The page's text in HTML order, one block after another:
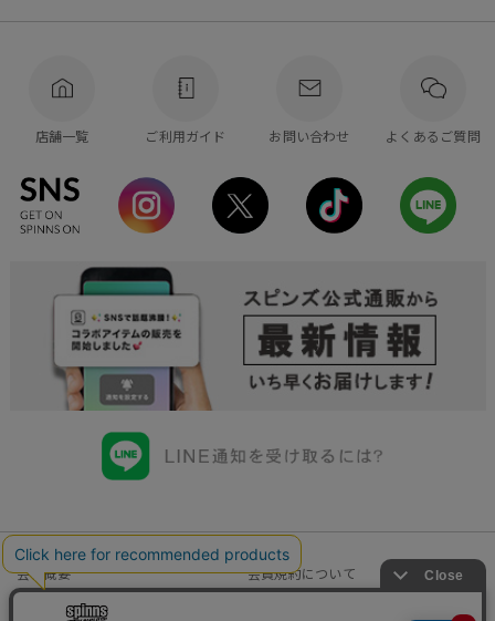
店舗一覧 ご利用ガイド お問い合わせ よくあるご質問
会社概要
会員規約について
店舗一覧